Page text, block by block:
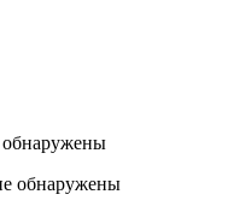
обнаружены
обнаружены